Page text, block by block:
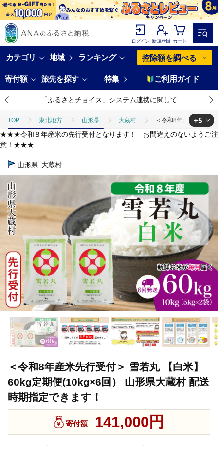
ログイン 新規登録 カート
カテゴリ 地域 ランキング 控除額を調べる
寄付額 旅先を探す 特集 ご利用ガイド
「ふるさとチョイス」システム連携に関して
TOP 東北地方 山形県 大蔵村 ＜令和8年産米先行受
TOP 米・穀物 ＜令和8年産米先行受付＞ 雪若丸 【白米】60kg定
TOP 米・穀物 米 精米 ＜令和8年産米先行受付＞ 雪
TOP ほかの米 ＜令和8年産米先行受付
TOP ＜令和8年産米先行受付＞ 雪若丸 【白米】60kg定期
+5
★★★令和８年産米の先行受付となります！ お間違えのないようご注
意！★★★
山形県 大蔵村
＜令和8年産米先行受付＞ 雪若丸 【白米】
60kg定期便(10kg×6回） 山形県大蔵村 配送
時期指定できます！
寄付額 141,000円